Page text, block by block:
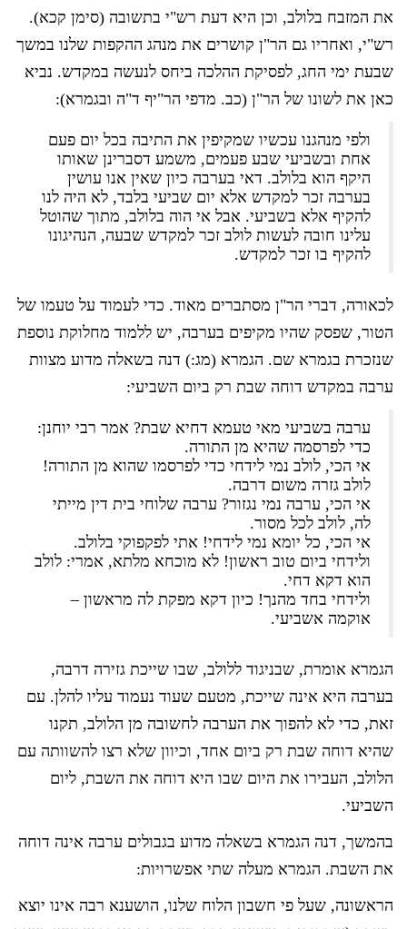
את המזבח בלולב, וכן היא דעת רש"י בתשובה (סימן קכא).
רש"י, ואחריו גם הר"ן קושרים את מנהג ההקפות שלנו במשך
שבעת ימי החג, לפסיקת ההלכה ביחס לנעשה במקדש. נביא
כאן את לשונו של הר"ן (כב. מדפי הר"יף ד"ה ובגמרא):
ולפי מנהגנו עכשיו שמקיפין את התיבה בכל יום פעם
אחת ובשביעי שבע פעמים, משמע דסברינן שאותו
היקף הוא בלולב. דאי בערבה כיון שאין אנו עושין
בערבה זכר למקדש אלא יום שביעי בלבד, לא היה לנו
להקיף אלא בשביעי. אבל אי הוה בלולב, מתוך שהוטל
עלינו חובה לעשות לולב זכר למקדש שבעה, הנהיגונו
להקיף בו זכר למקדש.
לכאורה, דברי הר"ן מסתברים מאוד. כדי לעמוד על טעמו של
הטור, שפסק שהיו מקיפים בערבה, יש ללמוד מחלוקת נוספת
שנזכרת בגמרא שם. הגמרא (מג:) דנה בשאלה מדוע מצוות
ערבה במקדש דוחה שבת רק ביום השביעי:
ערבה בשביעי מאי טעמא דחיא שבת? אמר רבי יוחנן:
כדי לפרסמה שהיא מן התורה.
אי הכי, לולב נמי לידחי כדי לפרסמו שהוא מן התורה!
לולב גזרה משום דרבה.
אי הכי, ערבה נמי נגזור? ערבה שלוחי בית דין מייתי
לה, לולב לכל מסור.
אי הכי, כל יומא נמי לידחי! אתי לפקפוקי בלולב.
ולידחי ביום טוב ראשון! לא מוכחא מלתא, אמרי: לולב
הוא דקא דחי.
ולידחי בחד מהנך! כיון דקא מפקת לה מראשון –
אוקמה אשביעי.
הגמרא אומרת, שבניגוד ללולב, שבו שייכת גזירה דרבה,
בערבה היא אינה שייכת, מטעם שעוד נעמוד עליו להלן. עם
זאת, כדי לא להפוך את הערבה לחשובה מן הלולב, תקנו
שהיא דוחה שבת רק ביום אחד, וכיוון שלא רצו להשוותה עם
הלולב, העבירו את היום שבו היא דוחה את השבת, ליום
השביעי.
בהמשך, דנה הגמרא בשאלה מדוע בגבולים ערבה אינה דוחה
את השבת. הגמרא מעלה שתי אפשרויות:
הראשונה, שעל פי חשבון הלוח שלנו, הושענא רבה אינו יוצא